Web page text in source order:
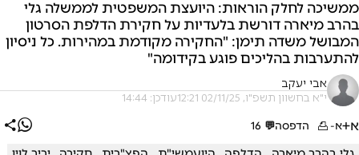
ממשיכה לחלק הוראות: היועצת המשפטית לממשלה גלי
בהרב מיארה דורשת בלעדיות על חקירת הדלפת הסרטון
המבושל משדה תימן: "החקירה מקודמת במהירות. כל ניסיון
להתערבות בהליכים פוגע בקידומה"
אבי יעקב
י"א בחשוון תשפ"ו, 02/11/25 12:21 עודכן: 14:44
א+א- הדפסה💬
16